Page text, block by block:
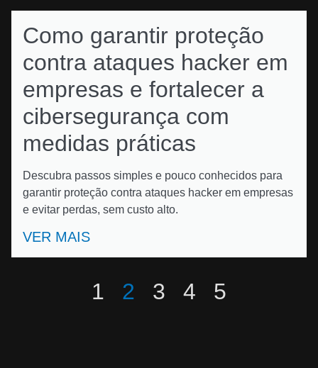
Como garantir proteção
contra ataques hacker em
empresas e fortalecer a
cibersegurança com
medidas práticas
Descubra passos simples e pouco conhecidos para
garantir proteção contra ataques hacker em empresas
e evitar perdas, sem custo alto.
VER MAIS
1 2 3 4 5